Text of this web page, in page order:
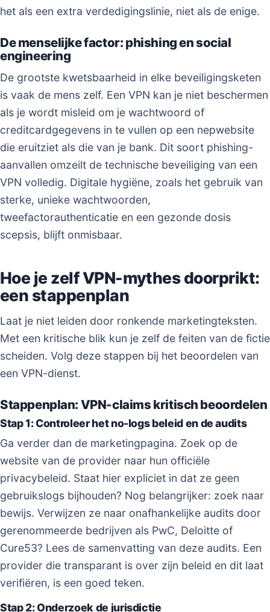
het als een extra verdedigingslinie, niet als de enige.
De menselijke factor: phishing en social
engineering
De grootste kwetsbaarheid in elke beveiligingsketen
is vaak de mens zelf. Een VPN kan je niet beschermen
als je wordt misleid om je wachtwoord of
creditcardgegevens in te vullen op een nepwebsite
die eruitziet als die van je bank. Dit soort phishing-
aanvallen omzeilt de technische beveiliging van een
VPN volledig. Digitale hygiëne, zoals het gebruik van
sterke, unieke wachtwoorden,
tweefactorauthenticatie en een gezonde dosis
scepsis, blijft onmisbaar.
Hoe je zelf VPN-mythes doorprikt:
een stappenplan
Laat je niet leiden door ronkende marketingteksten.
Met een kritische blik kun je zelf de feiten van de fictie
scheiden. Volg deze stappen bij het beoordelen van
een VPN-dienst.
Stappenplan: VPN-claims kritisch beoordelen
Stap 1: Controleer het no-logs beleid en de audits
Ga verder dan de marketingpagina. Zoek op de
website van de provider naar hun officiële
privacybeleid. Staat hier expliciet in dat ze geen
gebruikslogs bijhouden? Nog belangrijker: zoek naar
bewijs. Verwijzen ze naar onafhankelijke audits door
gerenommeerde bedrijven als PwC, Deloitte of
Cure53? Lees de samenvatting van deze audits. Een
provider die transparant is over zijn beleid en dit laat
verifiëren, is een goed teken.
Stap 2: Onderzoek de jurisdictie